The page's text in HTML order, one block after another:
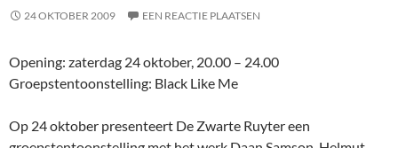
24 OKTOBER 2009 EEN REACTIE PLAATSEN
Opening: zaterdag 24 oktober, 20.00 – 24.00
Groepstentoonstelling: Black Like Me
Op 24 oktober presenteert De Zwarte Ruyter een